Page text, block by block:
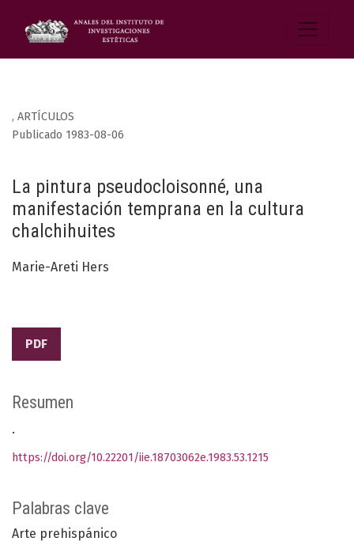
, ARTÍCULOS
La pintura pseudocloisonné, una
manifestación temprana en la cultura
chalchihuites
Publicado 1983-08-06
Marie-Areti Hers
PDF
Palabras clave
Arte prehispánico
Resumen
.
https://doi.org/10.22201/iie.18703062e.1983.53.1215